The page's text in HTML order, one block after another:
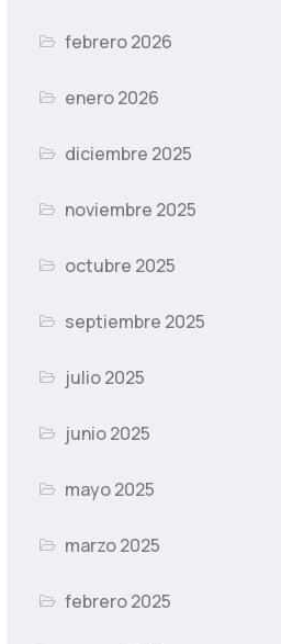
febrero 2026
enero 2026
diciembre 2025
noviembre 2025
octubre 2025
septiembre 2025
julio 2025
junio 2025
mayo 2025
marzo 2025
febrero 2025